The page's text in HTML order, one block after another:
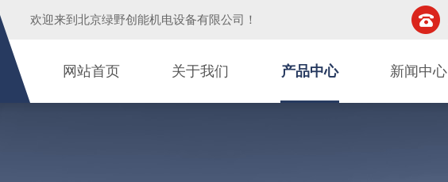
欢迎来到 北京绿野创能机电设备有限公司 ！
网站首页 关于我们 产品中心 新闻中心